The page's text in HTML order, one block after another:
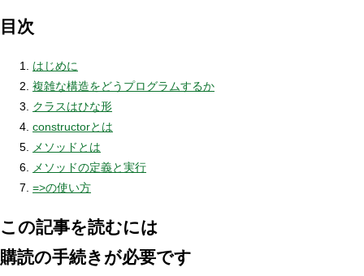
目次
はじめに
複雑な構造をどうプログラムするか
クラスはひな形
constructorとは
メソッドとは
メソッドの定義と実行
=>の使い方
この記事を読むには
購読の手続きが必要です